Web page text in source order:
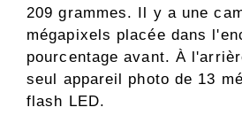
209 grammes. Il y a une
mégapixels placée dans
pourcentage avant. À
seul appareil photo de 13
flash LED.